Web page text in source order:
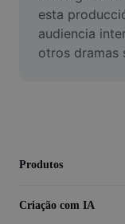
Cortar Vídeo
Adicionar
esta
audiencia
otros dramas
Produtos
Criação com IA